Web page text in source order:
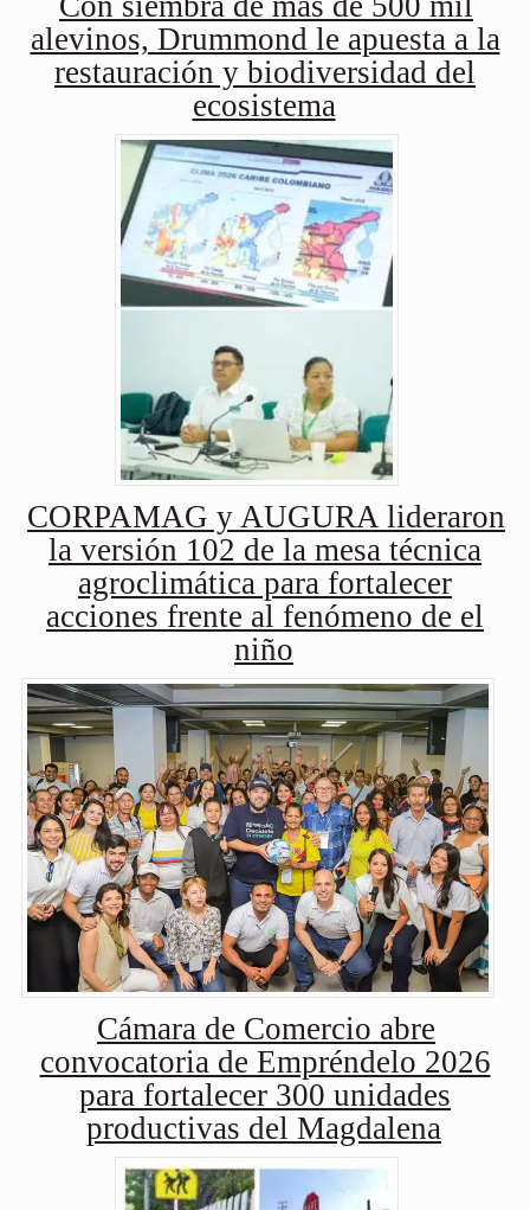
alevinos, Drummond le apuesta a la
restauración y biodiversidad del
ecosistema
CORPAMAG y AUGURA lideraron
la versión 102 de la mesa técnica
agroclimática para fortalecer
acciones frente al fenómeno de el
niño
Cámara de Comercio abre
convocatoria de Empréndelo 2026
para fortalecer 300 unidades
productivas del Magdalena